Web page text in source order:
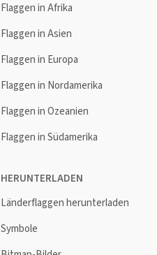
Flaggen in Afrika
Flaggen in Asien
Flaggen in Europa
Flaggen in Nordamerika
Flaggen in Ozeanien
Flaggen in Südamerika
HERUNTERLADEN
Länderflaggen herunterladen
Symbole